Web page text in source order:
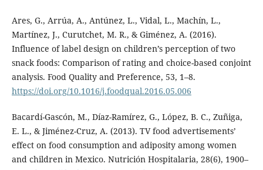
Ares, G., Arrúa, A., Antúnez, L., Vidal, L., Machín, L.,
Martínez, J., Curutchet, M. R., & Giménez, A. (2016).
Influence of label design on children’s perception of two
snack foods: Comparison of rating and choice-based conjoint
analysis. Food Quality and Preference, 53, 1–8.
https://doi.org/10.1016/j.foodqual.2016.05.006
Bacardí-Gascón, M., Díaz-Ramírez, G., López, B. C., Zuñiga,
E. L., & Jiménez-Cruz, A. (2013). TV food advertisements’
effect on food consumption and adiposity among women
and children in Mexico. Nutrición Hospitalaria, 28(6), 1900–